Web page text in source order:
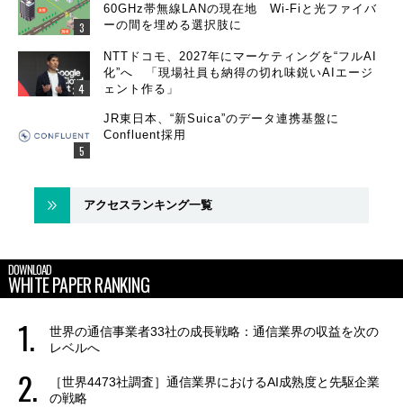
60GHz帯無線LANの現在地 Wi-Fiと光ファイバ
ーの間を埋める選択肢に
NTTドコモ、2027年にマーケティングを“フルAI
化”へ 「現場社員も納得の切れ味鋭いAIエージ
ェント作る」
JR東日本、“新Suica”のデータ連携基盤に
Confluent採用
アクセスランキング一覧
DOWNLOAD
WHITE PAPER RANKING
世界の通信事業者33社の成長戦略：通信業界の収益を次の
レベルへ
［世界4473社調査］通信業界におけるAI成熟度と先駆企業
の戦略